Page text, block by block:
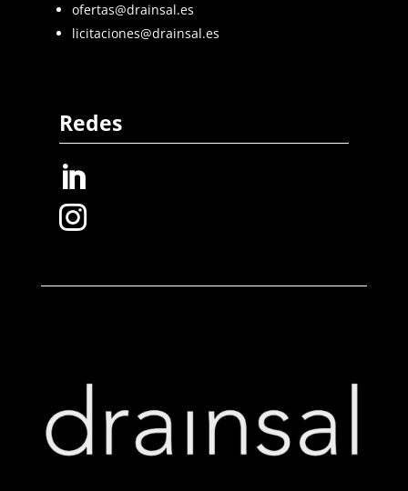
ofertas@drainsal.es
licitaciones@drainsal.es
Redes

